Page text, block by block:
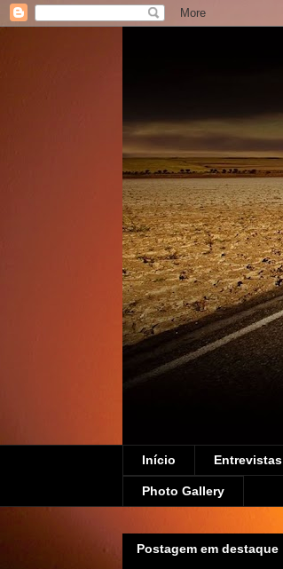
Início Entrevistas
Photo Gallery
Postagem em destaque